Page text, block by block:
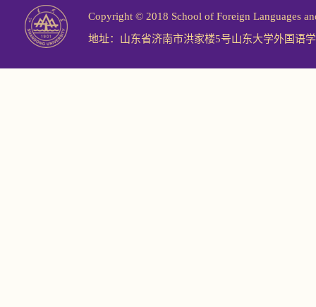
Copyright © 2018 School of Foreign Languages
地址：山东省济南市洪家楼5号山东大学外国语